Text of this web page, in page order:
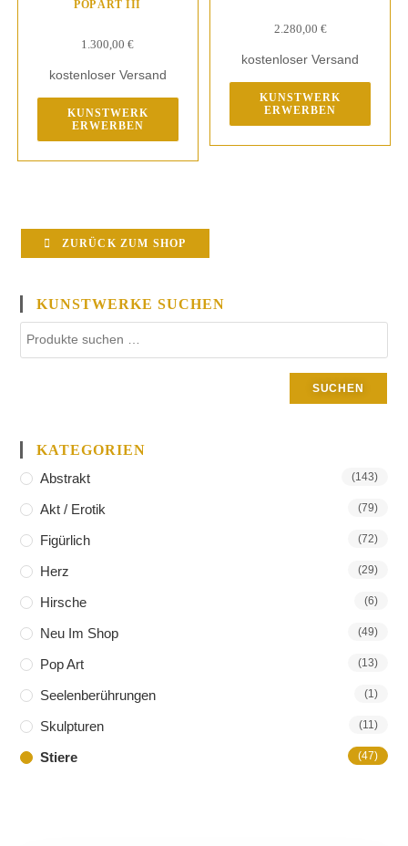
POP ART III
1.300,00€
kostenloser Versand
KUNSTWERK
ERWERBEN
2.280,00 €
kostenloser Versand
KUNSTWERK
ERWERBEN
ZURÜCK ZUM SHOP
KUNSTWERKE SUCHEN
SUCHEN
KATEGORIEN
Abstrakt
(143)
Akt / Erotik (79)
Figürlich (72)
Herz (29)
Hirsche (6)
Neu Im Shop (49)
Pop Art (13)
Seelenberührungen (1)
Skulpturen (11)
Stiere (47)